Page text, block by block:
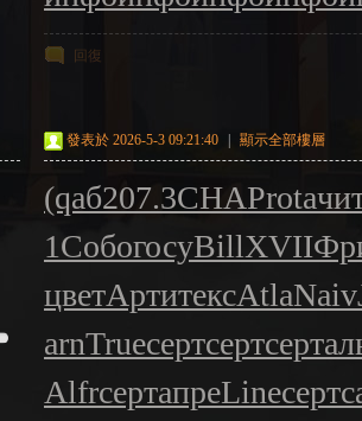
回復
發表於 2026-5-3 09:21:40 顯示全部樓層
(qаб207.3CHAProta
1СобогосуBillXVII
цветАртитексAtlaNaiv
arnTrueсертсертсерт
AlfrсертапреLineсерт